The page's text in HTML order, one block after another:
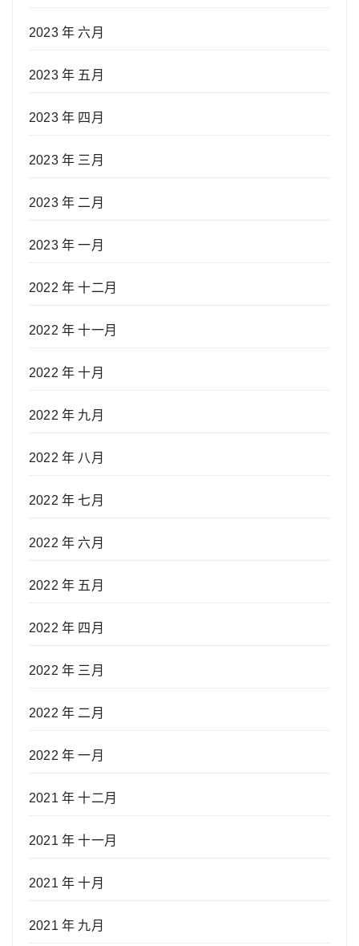
2023 年 六月
2023 年 五月
2023 年 四月
2023 年 三月
2023 年 二月
2023 年 一月
2022 年 十二月
2022 年 十一月
2022 年 十月
2022 年 九月
2022 年 八月
2022 年 七月
2022 年 六月
2022 年 五月
2022 年 四月
2022 年 三月
2022 年 二月
2022 年 一月
2021 年 十二月
2021 年 十一月
2021 年 十月
2021 年 九月